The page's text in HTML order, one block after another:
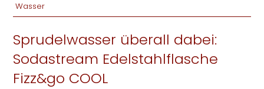
Wasser
Sprudelwasser überall dabei:
Sodastream Edelstahlflasche
Fizz&go COOL